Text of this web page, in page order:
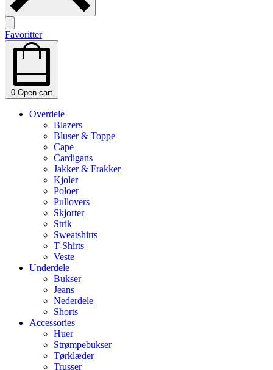
Favoritter
0 Open cart
Overdele
Blazers
Bluser & Toppe
Cape
Cardigans
Jakker & Frakker
Kjoler
Poloer
Pullovers
Skjorter
Strik
Sweatshirts
T-Shirts
Veste
Underdele
Bukser
Jeans
Nederdele
Shorts
Accessories
Huer
Strømpebukser
Tørklæder
Trusser